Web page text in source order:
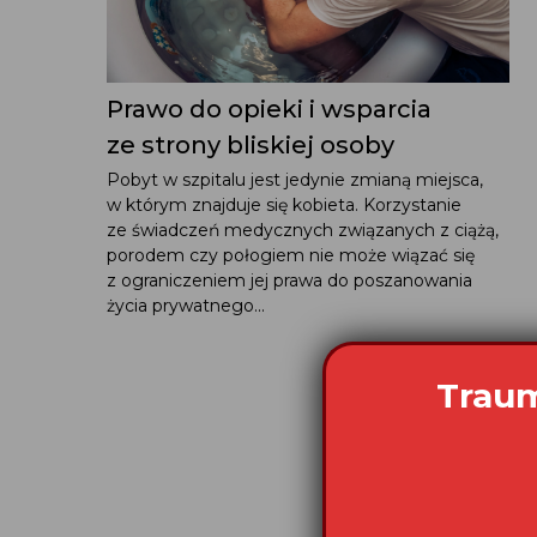
Prawo do opieki i wsparcia
ze strony bliskiej osoby
Pobyt w szpitalu jest jedynie zmianą miejsca,
w którym znajduje się kobieta. Korzystanie
ze świadczeń medycznych związanych z ciążą,
porodem czy połogiem nie może wiązać się
z ograniczeniem jej prawa do poszanowania
życia prywatnego...